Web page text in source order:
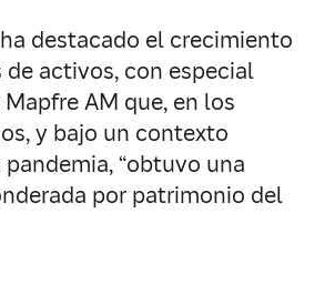
destacado el crecimiento
de activos, con especial
AM que, en los
y bajo un contexto
“obtuvo una
por patrimonio del